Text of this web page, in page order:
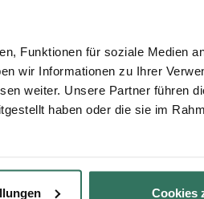
Funktionen für soziale Medien
wir Informationen zu Ihrer
weiter. Unsere Partner führen
haben oder die sie im
Cookies